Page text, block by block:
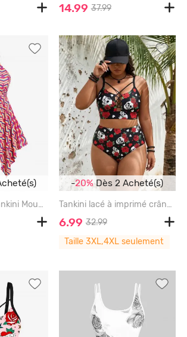
14.99 37.99
Maillot de Bain Tankini Mouchoir Matelassé Croisée Cœur Imprimé sans Dos de Grande Taille - RED - 3X | US 22-24
-20%Dès 2 Acheté(s)
Tankini lacé à imprimé crâne, rose, fleur, feuille et cœur (bretelles ajustables) - BLACK - 4X
6.99 32.99
Taille 3XL,4XL seulement